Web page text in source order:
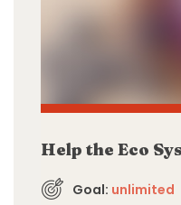
Help the Eco
Goal: unlimited